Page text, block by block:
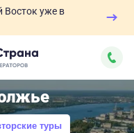
Восток уже в
туры